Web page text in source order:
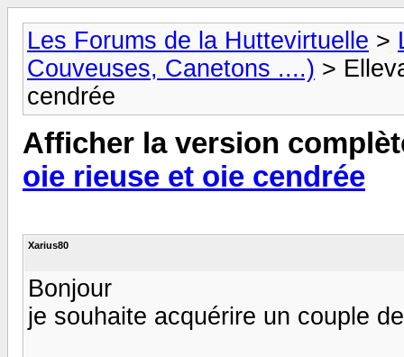
Les Forums de la Huttevirtuelle >
Couveuses, Canetons ....) >
cendrée
Afficher la version
oie rieuse et oie cendrée
Xarius80
Bonjour
je souhaite acquérire un couple